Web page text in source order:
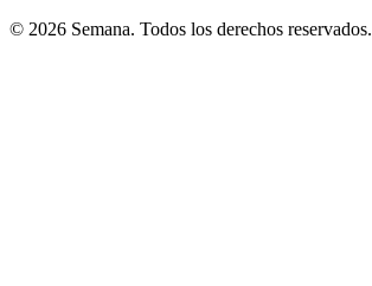
© 2026 Semana. Todos los derechos reservados.